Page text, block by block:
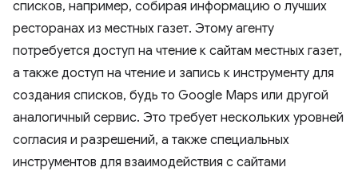
списков, например, собирая информацию о лучших
ресторанах из местных газет. Этому агенту
потребуется доступ на чтение к сайтам местных газет,
а также доступ на чтение и запись к инструменту для
создания списков, будь то Google Maps или другой
аналогичный сервис. Это требует нескольких уровней
согласия и разрешений, а также специальных
инструментов для взаимодействия с сайтами